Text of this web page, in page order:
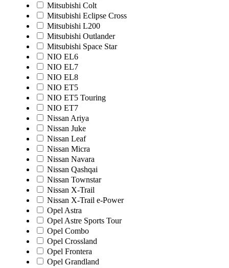
Mitsubishi Colt
Mitsubishi Eclipse Cross
Mitsubishi L200
Mitsubishi Outlander
Mitsubishi Space Star
NIO EL6
NIO EL7
NIO EL8
NIO ET5
NIO ET5 Touring
NIO ET7
Nissan Ariya
Nissan Juke
Nissan Leaf
Nissan Micra
Nissan Navara
Nissan Qashqai
Nissan Townstar
Nissan X-Trail
Nissan X-Trail e-Power
Opel Astra
Opel Astre Sports Tour
Opel Combo
Opel Crossland
Opel Frontera
Opel Grandland